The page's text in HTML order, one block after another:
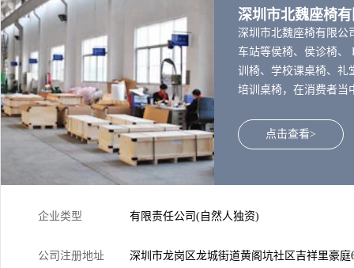
深圳市北魏座椅
深圳市北魏座椅有限公
车站等侯椅、侯诊椅、
训椅、学校课桌椅、礼
培训桌椅，在消费者当
点击查看>
企业类型 有限责任公司(自然人独资)
公司注册地址 深圳市龙岗区龙城街道黄阁坑社区吉祥里豪庭